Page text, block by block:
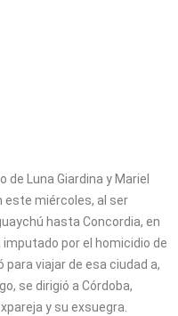
Luna Giardina y Mariel
este miércoles, al ser
hasta Concordia, en
imputado por el homicidio de
viajar de esa ciudad a,
se dirigió a Córdoba,
y su exsuegra.